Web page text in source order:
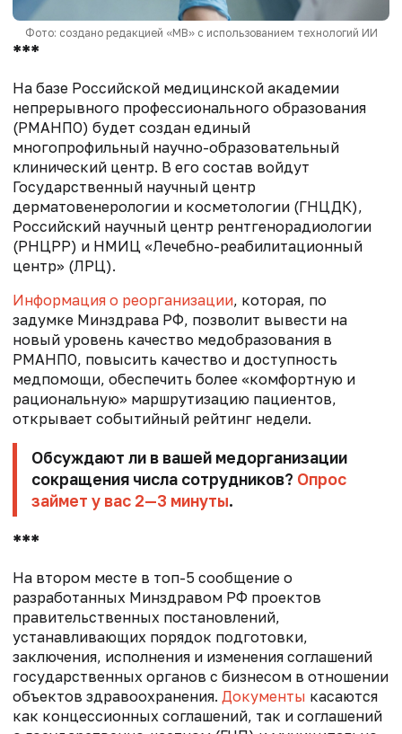
Фото: создано редакцией «МВ» с использованием технологий ИИ
***
На базе Российской медицинской академии
непрерывного профессионального образования
(РМАНПО) будет создан единый
многопрофильный научно-образовательный
клинический центр. В его состав войдут
Государственный научный центр
дерматовенерологии и косметологии (ГНЦДК),
Российский научный центр рентгенорадиологии
(РНЦРР) и НМИЦ «Лечебно-реабилитационный
центр» (ЛРЦ).
Информация о реорганизации, которая, по
задумке Минздрава РФ, позволит вывести на
новый уровень качество медобразования в
РМАНПО, повысить качество и доступность
медпомощи, обеспечить более «комфортную и
рациональную» маршрутизацию пациентов,
открывает событийный рейтинг недели.
Обсуждают ли в вашей медорганизации
сокращения числа сотрудников? Опрос
займет у вас 2—3 минуты.
***
На втором месте в топ-5 сообщение о
разработанных Минздравом РФ проектов
правительственных постановлений,
устанавливающих порядок подготовки,
заключения, исполнения и изменения соглашений
государственных органов с бизнесом в отношении
объектов здравоохранения. Документы касаются
как концессионных соглашений, так и соглашений